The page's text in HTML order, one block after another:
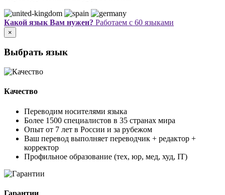
Какой язык Вам нужен? Работаем с 60 языками
×
Выбрать язык
Качество
Переводим носителями языка
Более 1500 специалистов в 35 странах мира
Опыт от 7 лет в России и за рубежом
Ваш перевод выполняет переводчик + редактор +
корректор
Профильное образование (тех, юр, мед, худ, IT)
Гарантии